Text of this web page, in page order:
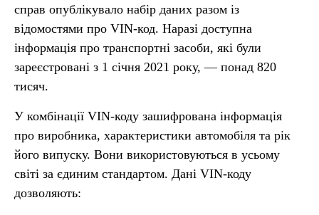
справ опублікувало набір даних разом із
відомостями про VIN-код. Наразі доступна
інформація про транспортні засоби, які були
зареєстровані з 1 січня 2021 року, — понад 820
тисяч.
У комбінації VIN-коду зашифрована інформація
про виробника, характеристики автомобіля та рік
його випуску. Вони використовуються в усьому
світі за єдиним стандартом. Дані VIN-коду
дозволяють: